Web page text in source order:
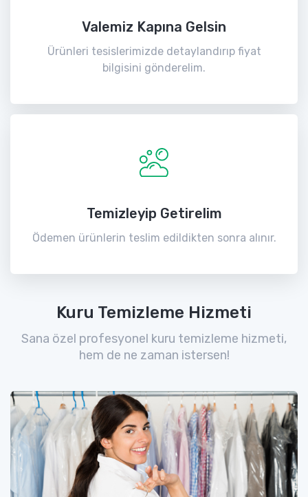
Valemiz Kapına Gelsin
Ürünleri tesislerimizde detaylandırıp fiyat
bilgisini gönderelim.
Temizleyip Getirelim
Ödemen ürünlerin teslim edildikten sonra alınır.
Kuru Temizleme Hizmeti
Sana özel profesyonel kuru temizleme hizmeti,
hem de ne zaman istersen!